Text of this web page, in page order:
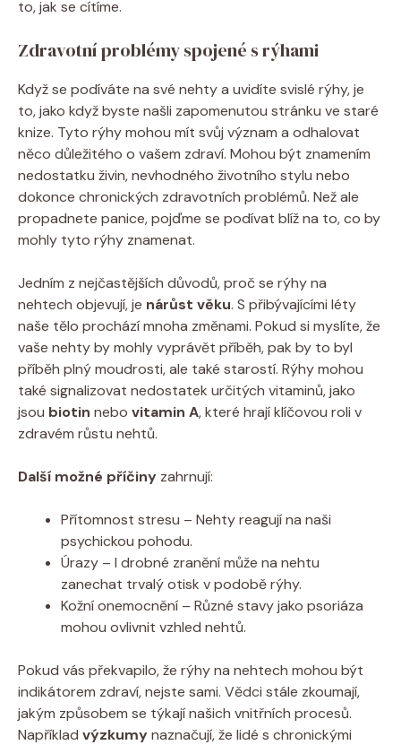
to, jak se cítíme.
Zdravotní problémy spojené s rýhami
Když se podíváte na své nehty a uvidíte svislé rýhy, je
to, jako když byste našli zapomenutou stránku ve staré
knize. Tyto rýhy mohou mít svůj význam a odhalovat
něco důležitého o vašem zdraví. Mohou být znamením
nedostatku živin, nevhodného životního stylu nebo
dokonce chronických zdravotních problémů. Než ale
propadnete panice, pojďme se podívat blíž na to, co by
mohly tyto rýhy znamenat.
Jedním z nejčastějších důvodů, proč se rýhy na
nehtech objevují, je nárůst věku. S přibývajícími léty
naše tělo prochází mnoha změnami. Pokud si myslíte, že
vaše nehty by mohly vyprávět příběh, pak by to byl
příběh plný moudrosti, ale také starostí. Rýhy mohou
také signalizovat nedostatek určitých vitaminů, jako
jsou biotin nebo vitamin A, které hrají klíčovou roli v
zdravém růstu nehtů.
Další možné příčiny zahrnují:
Přítomnost stresu – Nehty reagují na naši
psychickou pohodu.
Úrazy – I drobné zranění může na nehtu
zanechat trvalý otisk v podobě rýhy.
Kožní onemocnění – Různé stavy jako psoriáza
mohou ovlivnit vzhled nehtů.
Pokud vás překvapilo, že rýhy na nehtech mohou být
indikátorem zdraví, nejste sami. Vědci stále zkoumají,
jakým způsobem se týkají našich vnitřních procesů.
Například výzkumynaznačují, že lidé s chronickými